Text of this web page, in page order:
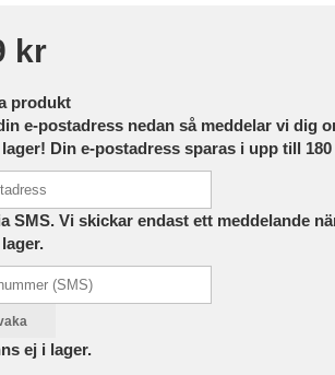
kr
produkt
e-postadress nedan så meddelar vi dig
Din e-postadress sparas i upp till 180
SMS. Vi skickar endast ett meddelande
ej i lager.